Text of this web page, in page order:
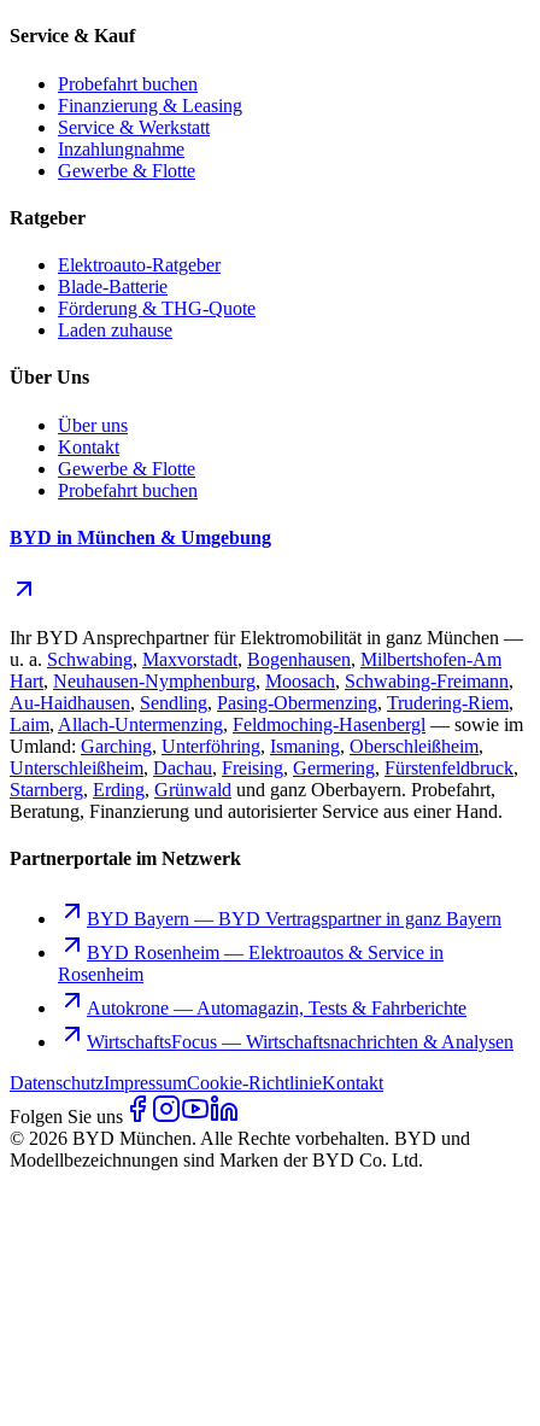
Service & Kauf
Probefahrt buchen
Finanzierung & Leasing
Service & Werkstatt
Inzahlungnahme
Gewerbe & Flotte
Ratgeber
Elektroauto-Ratgeber
Blade-Batterie
Förderung & THG-Quote
Laden zuhause
Über Uns
Über uns
Kontakt
Gewerbe & Flotte
Probefahrt buchen
BYD in München & Umgebung
Ihr BYD Ansprechpartner für Elektromobilität in ganz München —
u. a. Schwabing, Maxvorstadt, Bogenhausen, Milbertshofen-Am
Hart, Neuhausen-Nymphenburg, Moosach, Schwabing-Freimann,
Au-Haidhausen, Sendling, Pasing-Obermenzing, Trudering-Riem,
Laim, Allach-Untermenzing, Feldmoching-Hasenbergl — sowie im
Umland: Garching, Unterföhring, Ismaning, Oberschleißheim,
Unterschleißheim, Dachau, Freising, Germering, Fürstenfeldbruck,
Starnberg, Erding, Grünwald und ganz Oberbayern. Probefahrt,
Beratung, Finanzierung und autorisierter Service aus einer Hand.
Partnerportale im Netzwerk
BYD Bayern — BYD Vertragspartner in ganz Bayern
BYD Rosenheim — Elektroautos & Service in
Rosenheim
Autokrone — Automagazin, Tests & Fahrberichte
WirtschaftsFocus — Wirtschaftsnachrichten & Analysen
DatenschutzImpressumCookie-RichtlinieKontakt
Folgen Sie uns
© 2026 BYD München. Alle Rechte vorbehalten. BYD und
Modellbezeichnungen sind Marken der BYD Co. Ltd.